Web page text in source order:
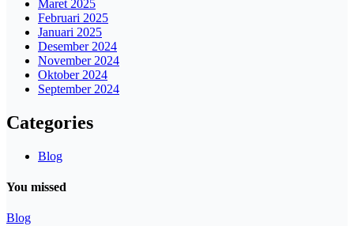
Maret 2025
Februari 2025
Januari 2025
Desember 2024
November 2024
Oktober 2024
September 2024
Categories
Blog
You missed
Blog